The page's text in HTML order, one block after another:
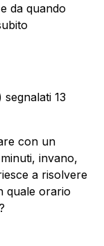
da quando
segnalati 13
con un
invano,
a risolvere
quale orario